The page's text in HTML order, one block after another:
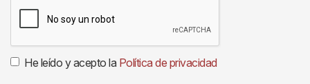
He leído y acepto la Política de privacidad